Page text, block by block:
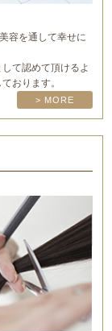
容を通して幸せに
て認めて頂けるよ
おります。
> MORE